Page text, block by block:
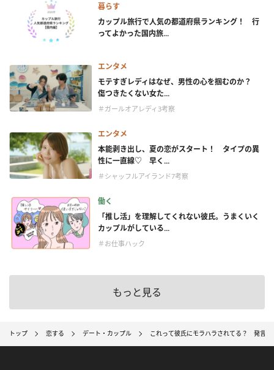
暮らす
カップル旅行で人気の都道府県ランキング！ 行
ってよかった国内旅...
エンタメ
モテすぎレディはなぜ、男性の心を掴むのか？
傷つきたくない女た...
＃ガールオアレディ3考察
エンタメ
本能剥き出し、夏の恋がスタート！ タイプの異
性に一直線♡ 早く...
＃シャッフルアイランド7考察
働く
「推し活」を理解してくれない彼氏。うまくいく
カップルがしている...
＃お仕事ハック
もっと見る
トップ 恋する デート・カップル これって彼氏にモラハラされてる？ 発言例